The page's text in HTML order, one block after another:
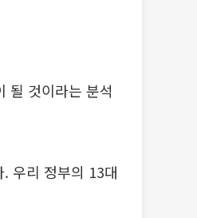
될 것이라는 분석
우리 정부의 13대